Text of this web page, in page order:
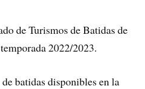
de Turismos de Batidas de
2022/2023.
batidas disponibles en la